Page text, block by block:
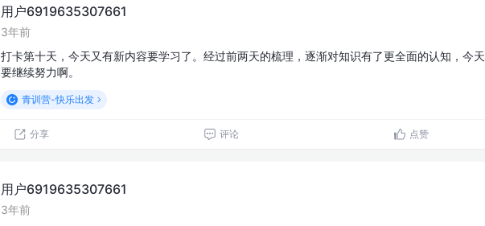
用户6919635307661
3年前
打卡第十天，今天又有新内容要学习了。经过前两天的梳理，逐渐对知识有了更全面的认知，今天
要继续努力啊。
青训营-快乐出发
分享 评论 点赞
用户6919635307661
3年前